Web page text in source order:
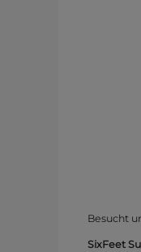
Besucht
SixFeet